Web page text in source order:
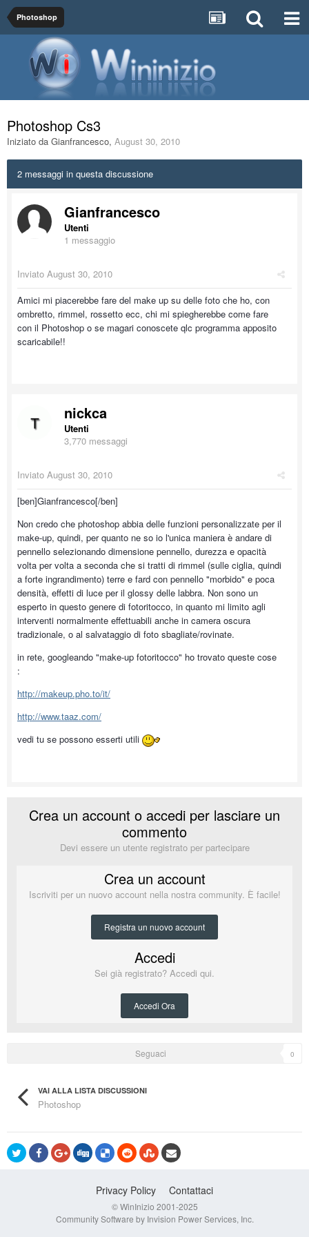
Photoshop
Photoshop Cs3
Iniziato da Gianfrancesco, August 30, 2010
2 messaggi in questa discussione
Gianfrancesco
Utenti
1 messaggio
Inviato August 30, 2010
Amici mi piacerebbe fare del make up su delle foto che ho, con
ombretto, rimmel, rossetto ecc, chi mi spiegherebbe come fare
con il Photoshop o se magari conoscete qlc programma apposito
scaricabile!!
nickca
Utenti
3,770 messaggi
Inviato August 30, 2010
[ben]Gianfrancesco[/ben]
Non credo che photoshop abbia delle funzioni personalizzate per il
make-up, quindi, per quanto ne so io l'unica maniera è andare di
pennello selezionando dimensione pennello, durezza e opacità
volta per volta a seconda che si tratti di rimmel (sulle ciglia, quindi
a forte ingrandimento) terre e fard con pennello "morbido" e poca
densità, effetti di luce per il glossy delle labbra. Non sono un
esperto in questo genere di fotoritocco, in quanto mi limito agli
interventi normalmente effettuabili anche in camera oscura
tradizionale, o al salvataggio di foto sbagliate/rovinate.
in rete, googleando "make-up fotoritocco" ho trovato queste cose
:
http://makeup.pho.to/it/
http://www.taaz.com/
vedi tu se possono esserti utili
Crea un account o accedi per lasciare un
commento
Devi essere un utente registrato per partecipare
Crea un account
Iscriviti per un nuovo account nella nostra community. È facile!
Registra un nuovo account
Accedi
Sei già registrato? Accedi qui.
Accedi Ora
Seguaci 0
VAI ALLA LISTA DISCUSSIONI
Photoshop
Privacy Policy Contattaci
© WinInizio 2001-2025
Community Software by Invision Power Services, Inc.